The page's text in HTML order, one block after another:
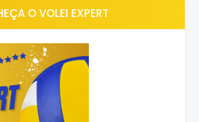
O VOLEI EXPERT